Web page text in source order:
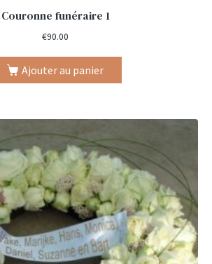
Couronne funéraire 1
€90.00
Ajouter au panier